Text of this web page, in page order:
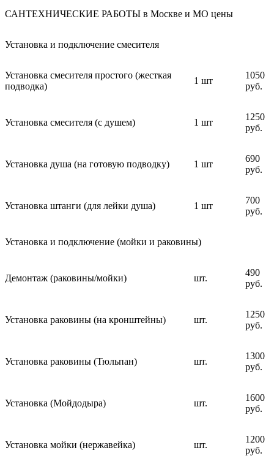
САНТЕХНИЧЕСКИЕ РАБОТЫ в Москве и МО цены
Установка и подключение смесителя
Установка смесителя простого (жесткая
подводка)
1 шт
1050
руб.
Установка смесителя (с душем) 1 шт
1250
руб.
Установка душа (на готовую подводку) 1 шт
690
руб.
Установка штанги (для лейки душа) 1 шт
700
руб.
Установка и подключение (мойки и раковины)
Демонтаж (раковины/мойки) шт.
490
руб.
Установка раковины (на кронштейны) шт.
1250
руб.
Установка раковины (Тюльпан) шт.
1300
руб.
Установка (Мойдодыра) шт.
1600
руб.
Установка мойки (нержавейка) шт.
1200
руб.